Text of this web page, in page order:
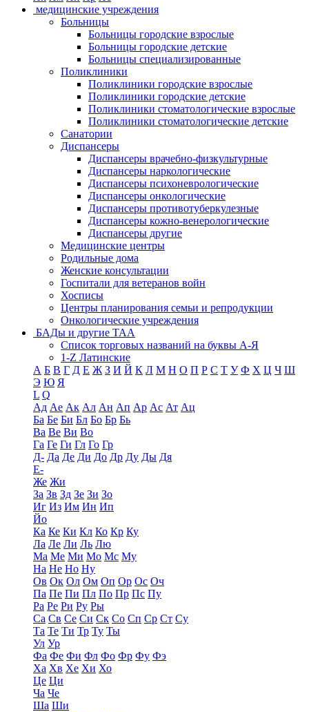
медицинские учреждения
Больницы
Больницы городские взрослые
Больницы городские детские
Больницы специализированные
Поликлиники
Поликлиники городские взрослые
Поликлиники городские детские
Поликлиники стоматологические взрослые
Поликлиники стоматологические детские
Санатории
Диспансеры
Диспансеры врачебно-физкультурные
Диспансеры наркологические
Диспансеры психоневрологические
Диспансеры онкологические
Диспансеры противотуберкулезные
Диспансеры кожно-венерологические
Диспансеры другие
Медицинские центры
Родильные дома
Женские консультации
Госпитали для ветеранов войн
Хосписы
Центры планирования семьи и репродукции
Онкологические учреждения
БАДы и другие ТАА
Список торговых названий на буквы А-Я
1-Z Латинские
А Б В Г Д Е Ж З И Й К Л М Н О П Р С Т У Ф Х Ц Ч Ш
Э Ю Я
L Q
Ад Ае Ак Ал Ан Ап Ар Ас Ат Ац
Ба Бе Би Бл Бо Бр Бь
Ва Ве Ви Во
Га Ге Ги Гл Го Гр
Д- Да Де Ди До Др Ду Ды Дя
Е-
Же Жи
За Зв Зд Зе Зи Зо
Иг Из Им Ин Ип
Йо
Ка Ке Ки Кл Ко Кр Ку
Ла Ле Ли Ль Лю
Ма Ме Ми Мо Мс Му
На Не Но Ну
Ов Ок Ол Ом Оп Ор Ос Оч
Па Пе Пи Пл По Пр Пс Пу
Ра Ре Ри Ру Ры
Са Св Се Си Ск Со Сп Ср Ст Су
Та Те Ти Тр Ту Ты
Ул Ур
Фа Фе Фи Фл Фо Фр Фу Фэ
Ха Хв Хе Хи Хо
Це Ци
Ча Че
Ша Ши